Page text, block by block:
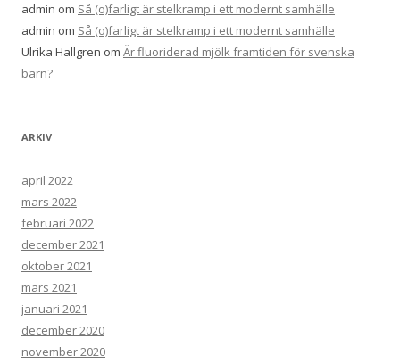
admin om Så (o)farligt är stelkramp i ett modernt samhälle
admin om Så (o)farligt är stelkramp i ett modernt samhälle
Ulrika Hallgren om Är fluoriderad mjölk framtiden för svenska
barn?
ARKIV
april 2022
mars 2022
februari 2022
december 2021
oktober 2021
mars 2021
januari 2021
december 2020
november 2020